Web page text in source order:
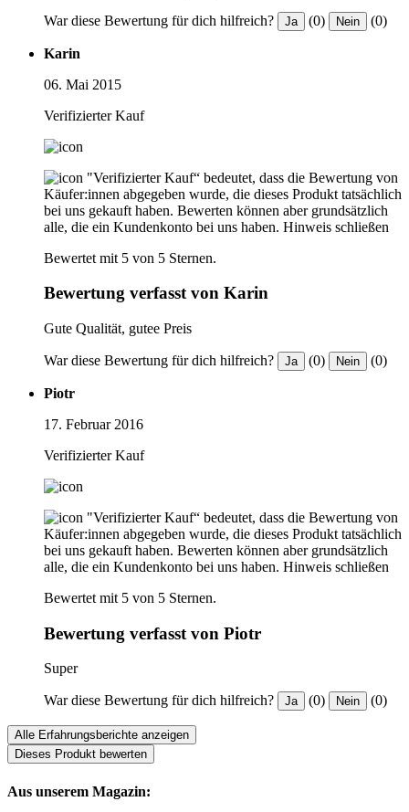
War diese Bewertung für dich hilfreich? Ja (0) Nein (0)
Karin
06. Mai 2015
Verifizierter Kauf
"Verifizierter Kauf“ bedeutet, dass die Bewertung von
Käufer:innen abgegeben wurde, die dieses Produkt tatsächlich
bei uns gekauft haben. Bewerten können aber grundsätzlich
alle, die ein Kundenkonto bei uns haben. Hinweis schließen
Bewertet mit 5 von 5 Sternen.
Bewertung verfasst von Karin
Gute Qualität, gutee Preis
War diese Bewertung für dich hilfreich? Ja (0) Nein (0)
Piotr
17. Februar 2016
Verifizierter Kauf
"Verifizierter Kauf“ bedeutet, dass die Bewertung von
Käufer:innen abgegeben wurde, die dieses Produkt tatsächlich
bei uns gekauft haben. Bewerten können aber grundsätzlich
alle, die ein Kundenkonto bei uns haben. Hinweis schließen
Bewertet mit 5 von 5 Sternen.
Bewertung verfasst von Piotr
Super
War diese Bewertung für dich hilfreich? Ja (0) Nein (0)
Alle Erfahrungsberichte anzeigen
Dieses Produkt bewerten
Aus unserem Magazin: